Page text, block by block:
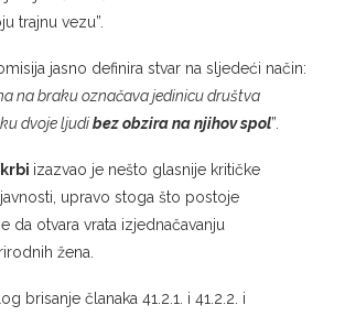
trajnu vezu”.
jasno definira stvar na sljedeći način:
na braku označava jedinicu društva
dvoje ljudibez obzira na njihov spol”.
izazvao je nešto glasnije kritičke
upravo stoga što postoje
da otvara vrata izjednačavanju
žena.
brisanje članaka 41.2.1. i 41.2.2. i